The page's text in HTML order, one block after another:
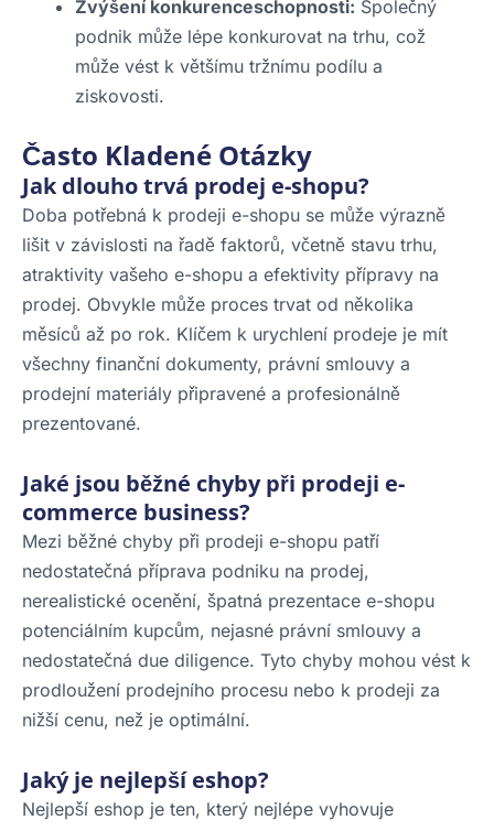
Zvýšení konkurenceschopnosti: Společný
podnik může lépe konkurovat na trhu, což
může vést k většímu tržnímu podílu a
ziskovosti.
Často Kladené Otázky
Jak dlouho trvá prodej e-shopu?
Doba potřebná k prodeji e-shopu se může výrazně
lišit v závislosti na řadě faktorů, včetně stavu trhu,
atraktivity vašeho e-shopu a efektivity přípravy na
prodej. Obvykle může proces trvat od několika
měsíců až po rok. Klíčem k urychlení prodeje je mít
všechny finanční dokumenty, právní smlouvy a
prodejní materiály připravené a profesionálně
prezentované.
Jaké jsou běžné chyby při prodeji e-
commerce business?
Mezi běžné chyby při prodeji e-shopu patří
nedostatečná příprava podniku na prodej,
nerealistické ocenění, špatná prezentace e-shopu
potenciálním kupcům, nejasné právní smlouvy a
nedostatečná due diligence. Tyto chyby mohou vést k
prodloužení prodejního procesu nebo k prodeji za
nižší cenu, než je optimální.
Jaký je nejlepší eshop?
Nejlepší eshop je ten, který nejlépe vyhovuje